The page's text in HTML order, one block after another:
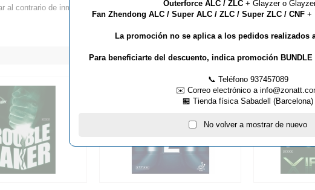
al contrario de inmediato. Disponible a partir de ahora con las siguientes opciones de
ARTÍCULOS QUE TE PUEDEN
Outerforce ALC / ZLC + Glayzer o
Fan Zhendong ALC / Super ALC / ZLC / Super ZLC / CNF +
La promoción no se aplica a los pedidos realizados
Para beneficiarte del descuento, indica promoción
📞 Teléfono 937457089
✉️ Correo electrónico a
🏪 Tienda física Sabadell (Barcelona)
No volver a mostrar de nuevo